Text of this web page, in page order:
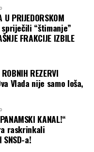
U PRIJEDORSKOM
spriječili “štimanje”
FRAKCIJE IZBILE
REZERVI
Vlada nije samo loša,
KANAL!“
raskrinkali
a!